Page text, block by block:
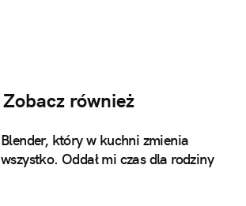
Zobacz również
Blender, który w kuchni zmienia
wszystko. Oddał mi czas dla rodziny